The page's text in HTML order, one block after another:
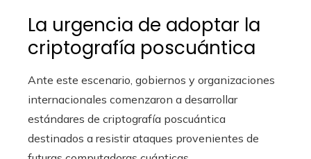
La urgencia de adoptar la
criptografía poscuántica
Ante este escenario, gobiernos y organizaciones
internacionales comenzaron a desarrollar
estándares de criptografía poscuántica
destinados a resistir ataques provenientes de